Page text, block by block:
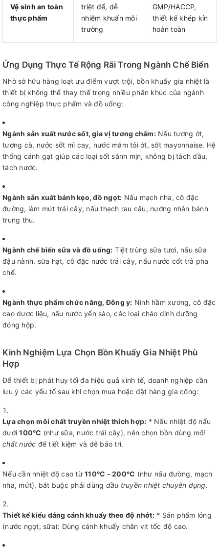
Vệ sinh an toàn
thực phẩm
triệt để, dễ
nhiễm khuẩn môi
trường
GMP/HACCP,
thiết kế khép kín
hoàn toàn
Ứng Dụng Thực Tế Rộng Rãi Trong Ngành Chế Biến
Nhờ sở hữu hàng loạt ưu điểm vượt trội, bồn khuấy gia nhiệt là
thiết bị không thể thay thế trong nhiều phân khúc của ngành
công nghiệp thực phẩm và đồ uống:
Ngành sản xuất nước sốt, gia vị tương chấm:Nấu tương ớt,
tương cà, nước sốt mì cay, nước mắm tỏi ớt, sốt mayonnaise. Hệ
thống cánh gạt giúp các loại sốt sánh mịn, không bị tách dầu,
tách nước.
Ngành sản xuất bánh kẹo, đồ ngọt: Nấu mạch nha, cô đặc
đường, làm mứt trái cây, nấu thạch rau câu, nướng nhân bánh
trung thu.
Ngành chế biến sữa và đồ uống: Tiệt trùng sữa tươi, nấu sữa
đậu nành, sữa hạt, cô đặc nước trái cây, nấu nước cốt trà pha
chế.
Ngành thực phẩm chức năng, Đông y: Ninh hầm xương, cô đặc
cao dược liệu, nấu nước yến sào, các loại cháo dinh dưỡng
đóng hộp.
Kinh Nghiệm Lựa Chọn Bồn Khuấy Gia Nhiệt Phù
Hợp
Để thiết bị phát huy tối đa hiệu quả kinh tế, doanh nghiệp cần
lưu ý các yếu tố sau khi chọn mua hoặc đặt hàng gia công:
Lựa chọn môi chất truyền nhiệt thích hợp: * Nếu nhiệt độ nấu
dưới100°C (như sữa, nước trái cây), nên chọn bồn dùng môi
chất nước để tiết kiệm và dễ bảo trì.
Nếu cần nhiệt độ cao từ 110°C - 200°C (như nấu đường, mạch
nha, mứt), bắt buộc phải dùng dầu truyền nhiệt chuyên dụng.
Thiết kế kiểu dáng cánh khuấy theo độ nhớt:* Sản phẩm lỏng
(nước ngọt, sữa): Dùng cánh khuấy chân vịt tốc độ cao.